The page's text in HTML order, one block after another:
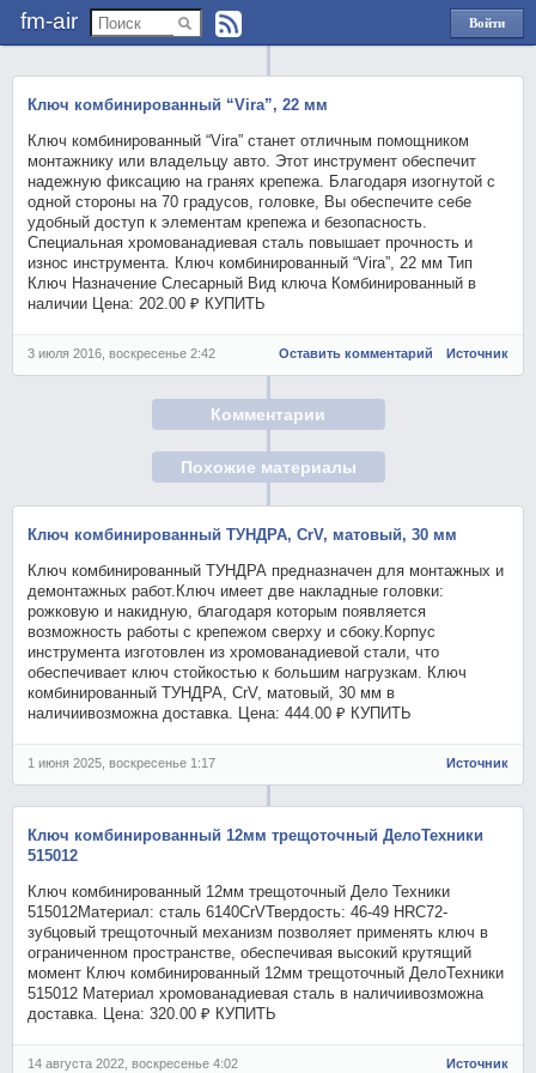
fm-air
Войти
через
Ключ комбинированный “Vira”, 22 мм
Ключ комбинированный “Vira” станет отличным помощником
монтажнику или владельцу авто. Этот инструмент обеспечит
надежную фиксацию на гранях крепежа. Благодаря изогнутой с
одной стороны на 70 градусов, головке, Вы обеспечите себе
удобный доступ к элементам крепежа и безопасность.
Специальная хромованадиевая сталь повышает прочность и
износ инструмента. Ключ комбинированный “Vira”, 22 мм Тип
Ключ Назначение Слесарный Вид ключа Комбинированный в
наличии Цена: 202.00 ₽ КУПИТЬ
3 июля 2016, воскресенье 2:42 Оставить комментарий Источник
Комментарии
Похожие материалы
Ключ комбинированный ТУНДРА, CrV, матовый, 30 мм
Ключ комбинированный ТУНДРА предназначен для монтажных и
демонтажных работ.Ключ имеет две накладные головки:
рожковую и накидную, благодаря которым появляется
возможность работы с крепежом сверху и сбоку.Корпус
инструмента изготовлен из хромованадиевой стали, что
обеспечивает ключ стойкостью к большим нагрузкам. Ключ
комбинированный ТУНДРА, CrV, матовый, 30 мм в
наличиивозможна доставка. Цена: 444.00 ₽ КУПИТЬ
1 июня 2025, воскресенье 1:17 Источник
Ключ комбинированный 12мм трещоточный ДелоТехники
515012
Ключ комбинированный 12мм трещоточный Дело Техники
515012Материал: сталь 6140CrVТвердость: 46-49 HRC72-
зубцовый трещоточный механизм позволяет применять ключ в
ограниченном пространстве, обеспечивая высокий крутящий
момент Ключ комбинированный 12мм трещоточный ДелоТехники
515012 Материал хромованадиевая сталь в наличиивозможна
доставка. Цена: 320.00 ₽ КУПИТЬ
14 августа 2022, воскресенье 4:02 Источник